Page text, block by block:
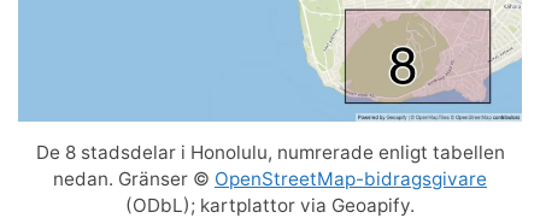
De 8 stadsdelar i Honolulu, numrerade enligt tabellen
nedan. Gränser © OpenStreetMap-bidragsgivare
(ODbL); kartplattor via Geoapify.